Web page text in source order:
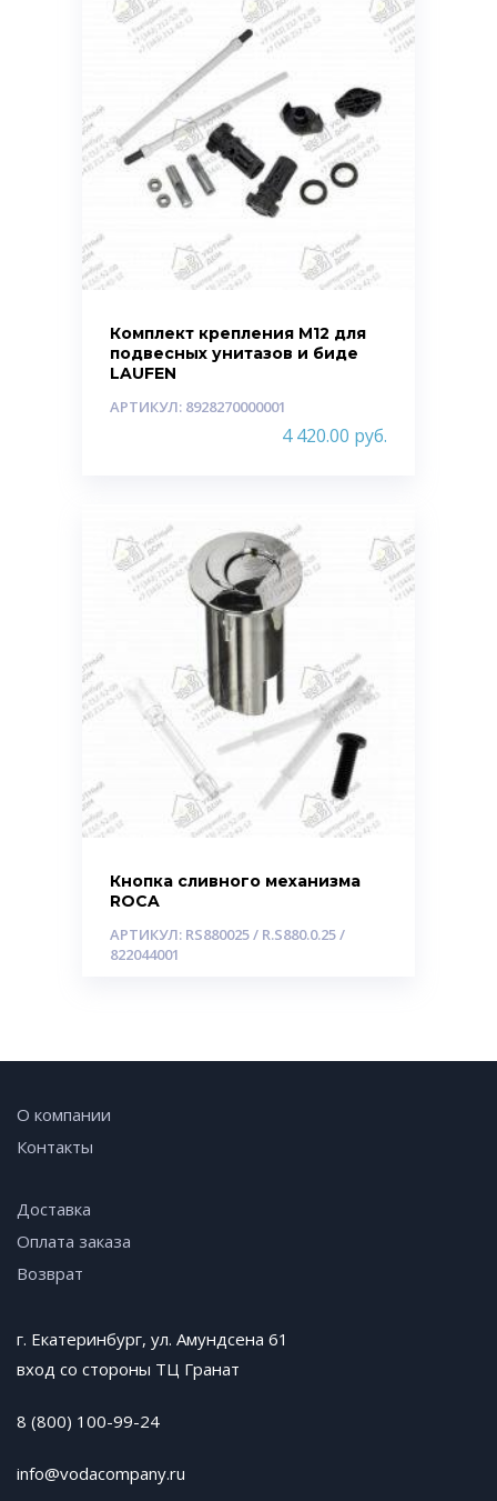
Комплект крепления М12 для
подвесных унитазов и биде
LAUFEN
АРТИКУЛ: 8928270000001
4 420.00 руб.
Кнопка сливного механизма
ROCA
АРТИКУЛ: RS880025 / R.S880.0.25 /
822044001
О компании
Контакты
Доставка
Оплата заказа
Возврат
г. Екатеринбург, ул. Амундсена 61
вход со стороны ТЦ Гранат
8 (800) 100-99-24
info@vodacompany.ru